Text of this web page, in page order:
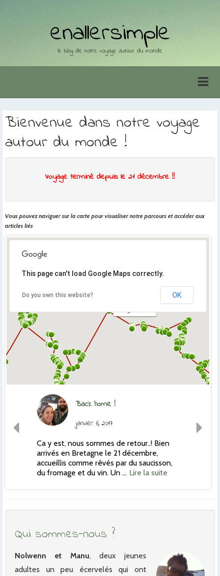
enallersimple
le blog de notre voyage autour du monde
Bienvenue dans notre voyage
autour du monde !
Voyage terminé depuis le 21 décembre !!
Vous pouvez naviguer sur la carte pour visualiser notre parcours et accéder aux
articles liés
This page can't load Google Maps correctly.
Do you own this website? OK
Back home !
janvier 6, 2017
Ca y est, nous sommes de retour..! Bien
arrivés en Bretagne le 21 décembre,
accueillis comme rêvés par du saucisson,
du fromage et du vin. Un … Lire la suite
Qui sommes-nous ?
Nolwenn et Manu, deux jeunes
adultes un peu écervelés qui ont